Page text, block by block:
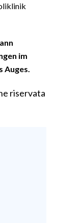
im
riservata